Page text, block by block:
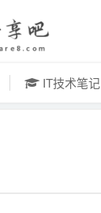
IT技术笔记